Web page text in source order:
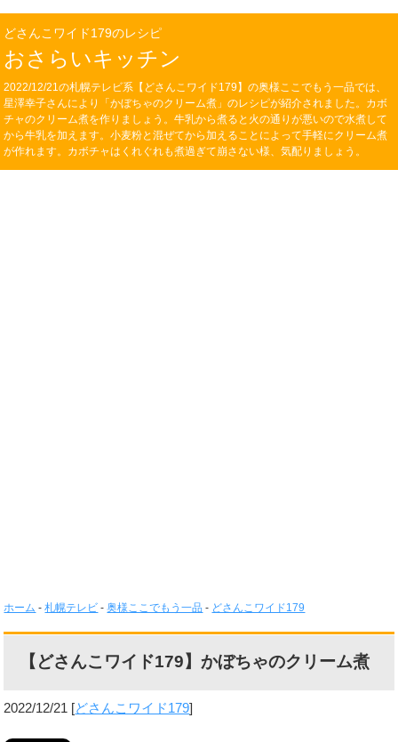
どさんこワイド179のレシピ
おさらいキッチン
2022/12/21の札幌テレビ系【どさんこワイド179】の奥様ここでもう一品では、
星澤幸子さんにより「かぼちゃのクリーム煮」のレシピが紹介されました。カボ
チャのクリーム煮を作りましょう。牛乳から煮ると火の通りが悪いので水煮して
から牛乳を加えます。小麦粉と混ぜてから加えることによって手軽にクリーム煮
が作れます。カボチャはくれぐれも煮過ぎて崩さない様、気配りましょう。
ホーム -札幌テレビ -奥様ここでもう一品 - どさんこワイド179
【どさんこワイド179】かぼちゃのクリーム煮
2022/12/21 [どさんこワイド179]